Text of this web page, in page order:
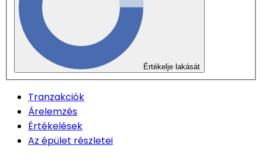
Értékelje lakását
Tranzakciók
Árelemzés
Értékelések
Az épület részletei